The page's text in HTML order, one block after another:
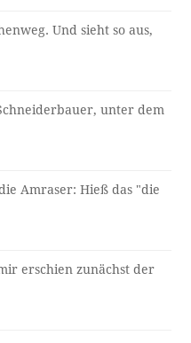
Und sieht so aus,
unter dem
Amraser: Hieß das "die
erschien zunächst der